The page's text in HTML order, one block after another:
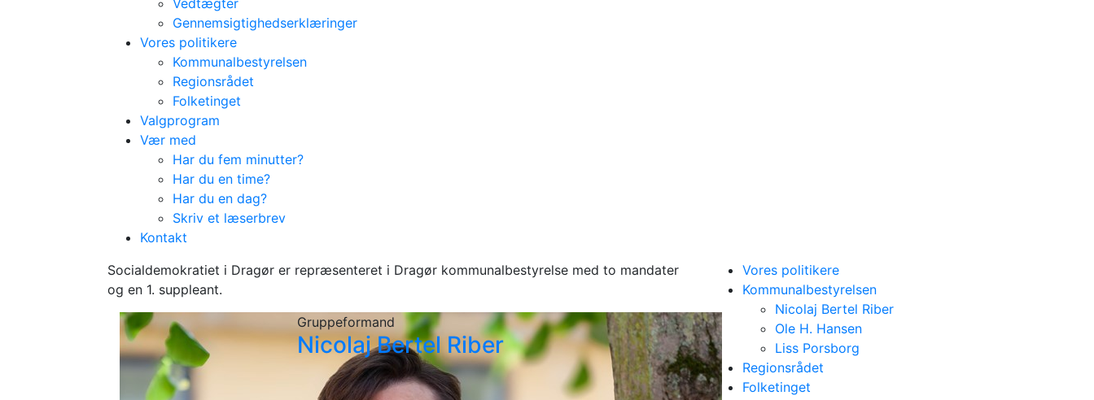
Gennemsigtighedserklæringer
Vores politikere
Kommunalbestyrelsen
Regionsrådet
Folketinget
Valgprogram
Vær med
Har du fem minutter?
Har du en time?
Har du en dag?
Skriv et læserbrev
Kontakt
Vores politikere
Kommunalbestyrelsen
Socialdemokratiet i Dragør er repræsenteret i Dragør kommunalbestyrelse med to mandater
og en 1. suppleant.
Gruppeformand
Nicolaj Bertel Riber
Vores politikere
Kommunalbestyrelsen
Nicolaj Bertel Riber
Ole H. Hansen
Liss Porsborg
Regionsrådet
Folketinget